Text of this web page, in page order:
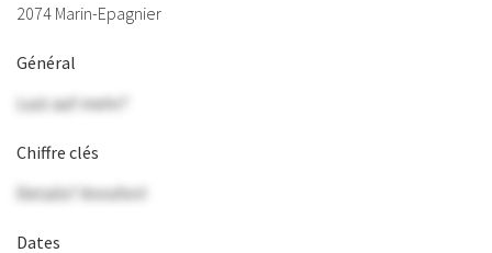
2074 Marin-Epagnier
Général
Lust auf mehr?
Chiffre clés
Details? Anrufen!
Dates